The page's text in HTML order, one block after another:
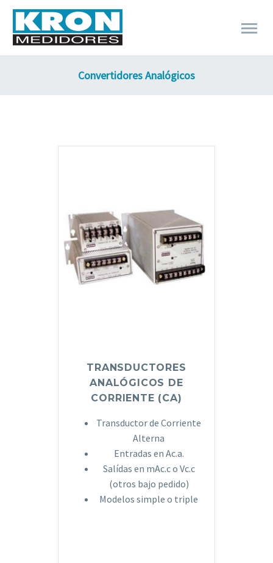
Convertidores Analógicos
TRANSDUCTORES
ANALÓGICOS DE
CORRIENTE (CA)
Transductor de Corriente
Alterna
Entradas en Ac.a.
Salídas en mAc.c o Vc.c
(otros bajo pedido)
Modelos simple o triple